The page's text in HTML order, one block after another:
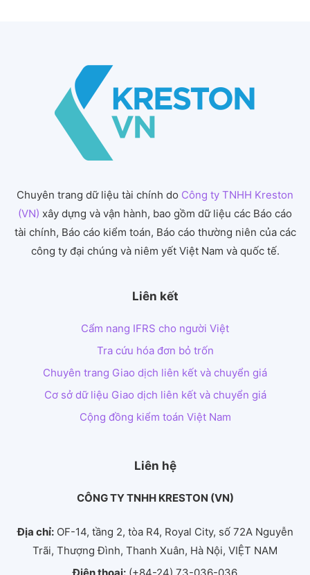
Chuyên trang dữ liệu tài chính do Công ty TNHH Kreston
(VN) xây dựng và vận hành, bao gồm dữ liệu các Báo cáo
tài chính, Báo cáo kiểm toán, Báo cáo thường niên của các
công ty đại chúng và niêm yết Việt Nam và quốc tế.
Liên kết
Cẩm nang IFRS cho người Việt
Tra cứu hóa đơn bỏ trốn
Chuyên trang Giao dịch liên kết và chuyển giá
Cơ sở dữ liệu Giao dịch liên kết và chuyển giá
Cộng đồng kiểm toán Việt Nam
Liên hệ
CÔNG TY TNHH KRESTON (VN)
Địa chỉ:OF-14, tầng 2, tòa R4, Royal City, số 72A Nguyễn
Trãi, Thượng Đình, Thanh Xuân, Hà Nội, VIỆT NAM